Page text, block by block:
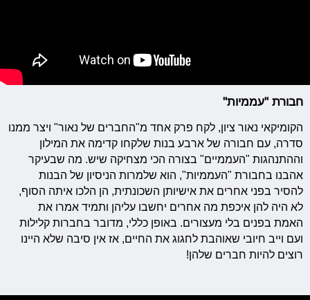
חבורת "עממיות"
הקומיקאי נאור ציון, לקח פרק אחד מ"החברים של נאור" ויצר ממנו
סדרה, עם חבורה של ארבע בנות שלקחו קדימה את המילון
וההתנהגות "העממיים" בצורה הכי מצחיקה שיש. מה שבעיקר
אהבנו בחבורת "העממיות", הוא שלמרות הניסיון של הבנות
להסיר בפני אחרים את אישיותן השכונתית, הן הלכו איתה הסוף,
לא היה להן איכפת מה אחרים יחשבו עליהן ותמיד אמרו את
האמת בפנים בלי מעצורים. באופן כללי, מדובר בחברות קלילות
ועם וייב חיובי שאוהבת לחגוג את החיים, אז אין סיבה שלא היינו
רוצים להיות חברים שלהן!